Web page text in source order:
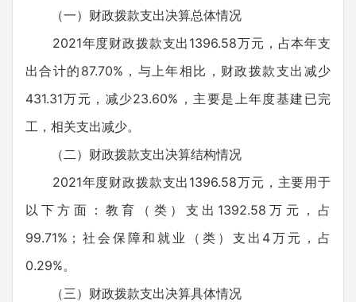
（一）财政拨款支出决算总体情况
2021年度财政拨款支出1396.58万元，占本年支
出合计的87.70%，与上年相比，财政拨款支出减少
431.31万元，减少23.60%，主要是上年度基建已完
工，相关支出减少。
（二）财政拨款支出决算结构情况
2021年度财政拨款支出1396.58万元，主要用于
以下方面：教育（类）支出1392.58万元，占
99.71%；社会保障和就业（类）支出4万元，占
0.29%。
（三）财政拨款支出决算具体情况